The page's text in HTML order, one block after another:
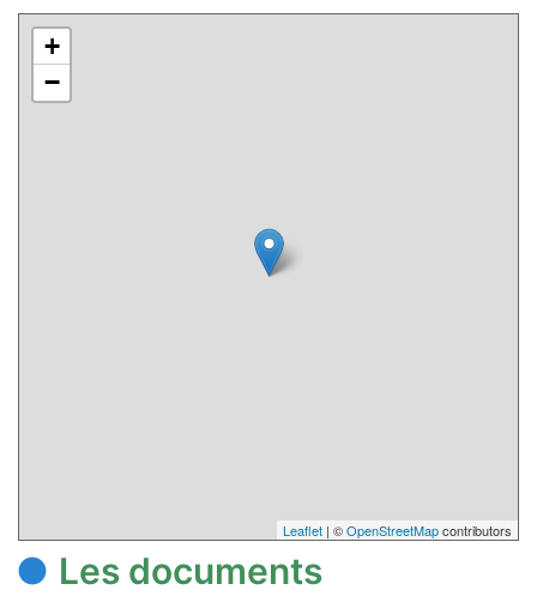
+
−
Leaflet | ©OpenStreetMapcontributors
Les documents